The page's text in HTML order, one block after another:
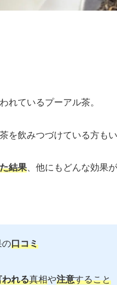
れているプーアル茶。
を飲みつづけている方も
結果、他にもどんな効果
の口コミ
れる真相や注意すること